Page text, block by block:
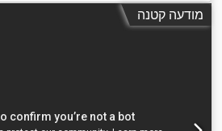
מודעה קטנה